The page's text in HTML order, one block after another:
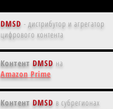
DMSD - дистрибутор и агрегатор
цифрового контента
Контент DMSD на
Amazon Prime
Контент DMSD в субрегионах